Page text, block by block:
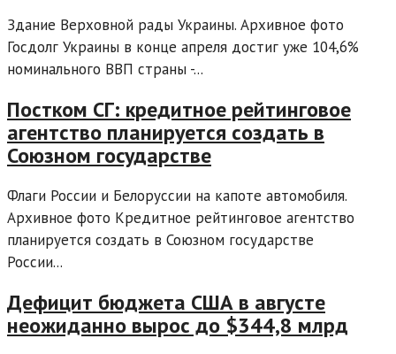
Здание Верховной рады Украины. Архивное фото
Госдолг Украины в конце апреля достиг уже 104,6%
номинального ВВП страны -...
Постком СГ: кредитное рейтинговое
агентство планируется создать в
Союзном государстве
Флаги России и Белоруссии на капоте автомобиля.
Архивное фото Кредитное рейтинговое агентство
планируется создать в Союзном государстве
России...
Дефицит бюджета США в августе
неожиданно вырос до $344,8 млрд